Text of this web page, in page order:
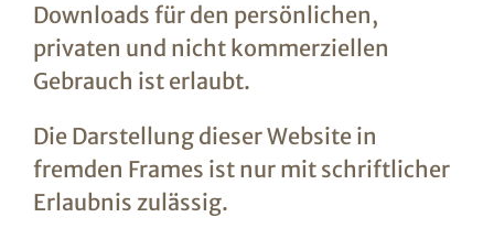
Downloads für den persönlichen,
privaten und nicht kommerziellen
Gebrauch ist erlaubt.
Die Darstellung dieser Website in
fremden Frames ist nur mit schriftlicher
Erlaubnis zulässig.